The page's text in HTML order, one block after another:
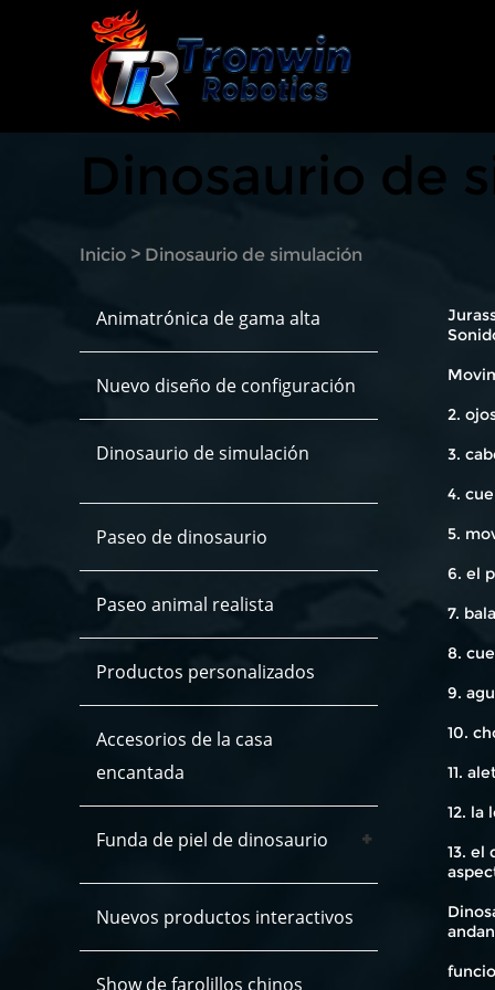
Dinosaurio de
Inicio > Dinosaurio de simulación
Animatrónica de gama alta
Nuevo diseño de configuración
Dinosaurio de simulación
Paseo de dinosaurio
Paseo animal realista
Productos personalizados
Accesorios de la casa
encantada
Funda de piel de dinosaurio
Nuevos productos interactivos
Show de farolillos chinos
2.
3.
4.
5.
6. el
7.
8.
9.
10.
11.
12. la
13. el